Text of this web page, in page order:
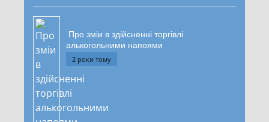
Про зміи в здійсненні торгівлі
алькогольними напоями
2 роки тому